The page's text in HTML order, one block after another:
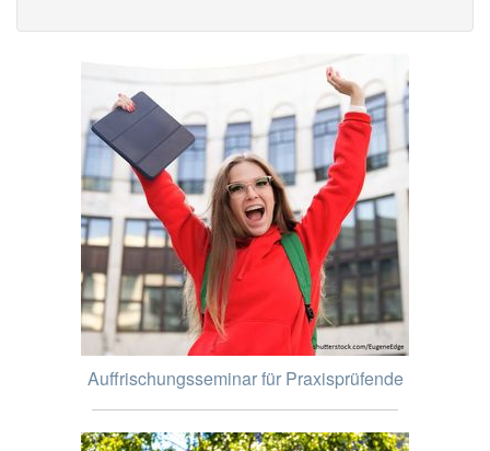
Auffrischungsseminar für Praxisprüfende